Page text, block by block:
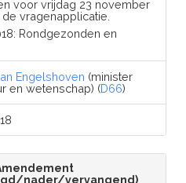
voor vrijdag 23 november
de vragenapplicatie.
Rondgezonden en
Engelshoven (minister
en wetenschap) (D66)
nader/vervangend)